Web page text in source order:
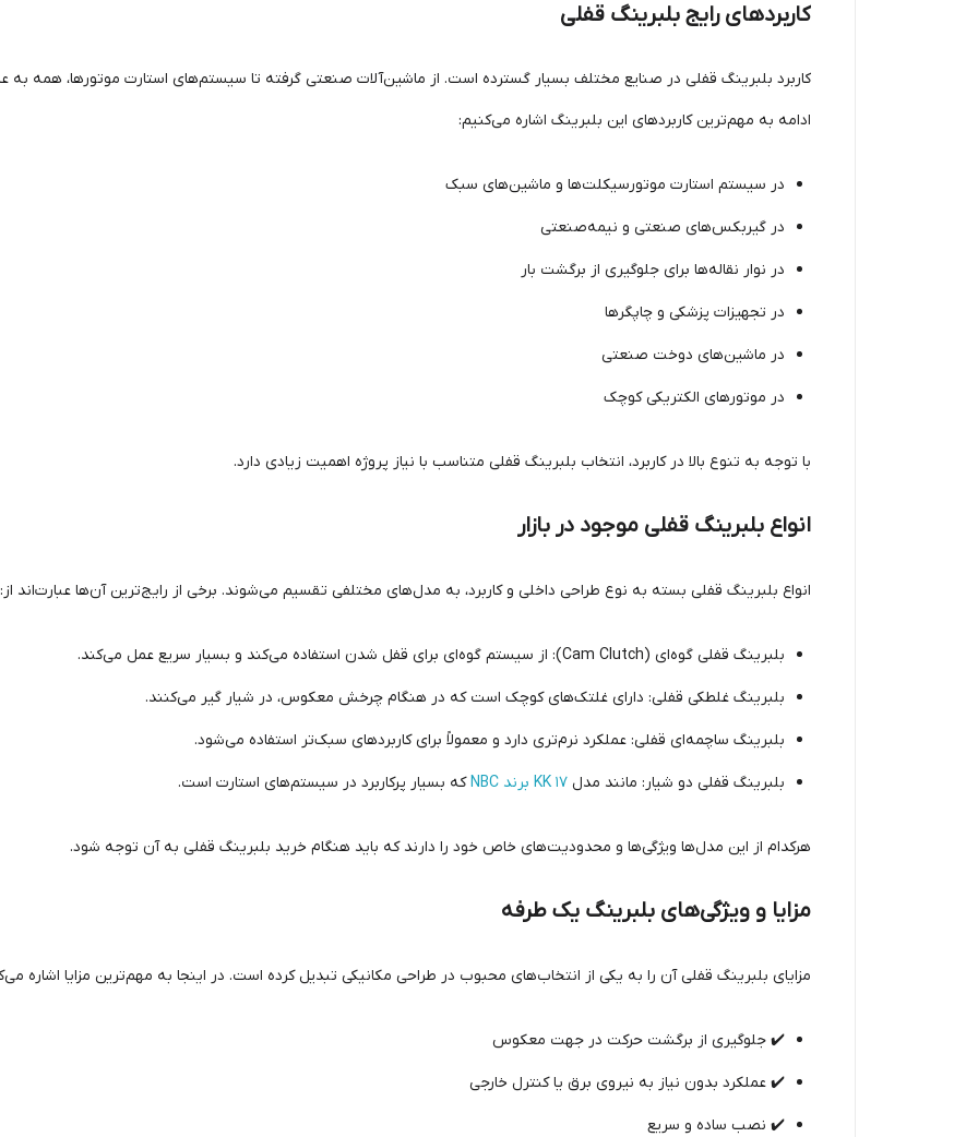
کاربردهای رایج بلبرینگ قفلی
کاربرد بلبرینگ قفلی در صنایع مختلف بسیار گسترده است. از ماشین‌آلات صنعتی گرفته تا سیستم‌های استارت موتورها، همه به
ادامه به مهم‌ترین کاربردهای این بلبرینگ اشاره می‌کنیم:
در سیستم استارت موتورسیکلت‌ها و ماشین‌های سبک
در گیربکس‌های صنعتی و نیمه‌صنعتی
در نوار نقاله‌ها برای جلوگیری از برگشت بار
در تجهیزات پزشکی و چاپگرها
در ماشین‌های دوخت صنعتی
در موتورهای الکتریکی کوچک
با توجه به تنوع بالا در کاربرد، انتخاب بلبرینگ قفلی متناسب با نیاز پروژه اهمیت زیادی دارد.
انواع بلبرینگ قفلی موجود در بازار
انواع بلبرینگ قفلی بسته به نوع طراحی داخلی و کاربرد، به مدل‌های مختلفی تقسیم می‌شوند. برخی از رایج‌ترین آن‌ها عبارت‌اند از:
بلبرینگ قفلی گوه‌ای (Cam Clutch): از سیستم گوه‌ای برای قفل شدن استفاده می‌کند و بسیار سریع عمل می‌کند.
بلبرینگ غلطکی قفلی: دارای غلتک‌های کوچک است که در هنگام چرخش معکوس، در شیار گیر می‌کنند.
بلبرینگ ساچمه‌ای قفلی: عملکرد نرم‌تری دارد و معمولاً برای کاربردهای سبک‌تر استفاده می‌شود.
بلبرینگ قفلی دو شیار: مانند مدل KK 17 برند NBC که بسیار پرکاربرد در سیستم‌های استارت است.
هرکدام از این مدل‌ها ویژگی‌ها و محدودیت‌های خاص خود را دارند که باید هنگام خرید بلبرینگ قفلی به آن توجه شود.
مزایا و ویژگی‌های بلبرینگ یک طرفه
مزایای بلبرینگ قفلی آن را به یکی از انتخاب‌های محبوب در طراحی مکانیکی تبدیل کرده است. در اینجا به مهم‌ترین مزایا اشاره
✔️ جلوگیری از برگشت حرکت در جهت معکوس
✔️ عملکرد بدون نیاز به نیروی برق یا کنترل خارجی
✔️ نصب ساده و سریع